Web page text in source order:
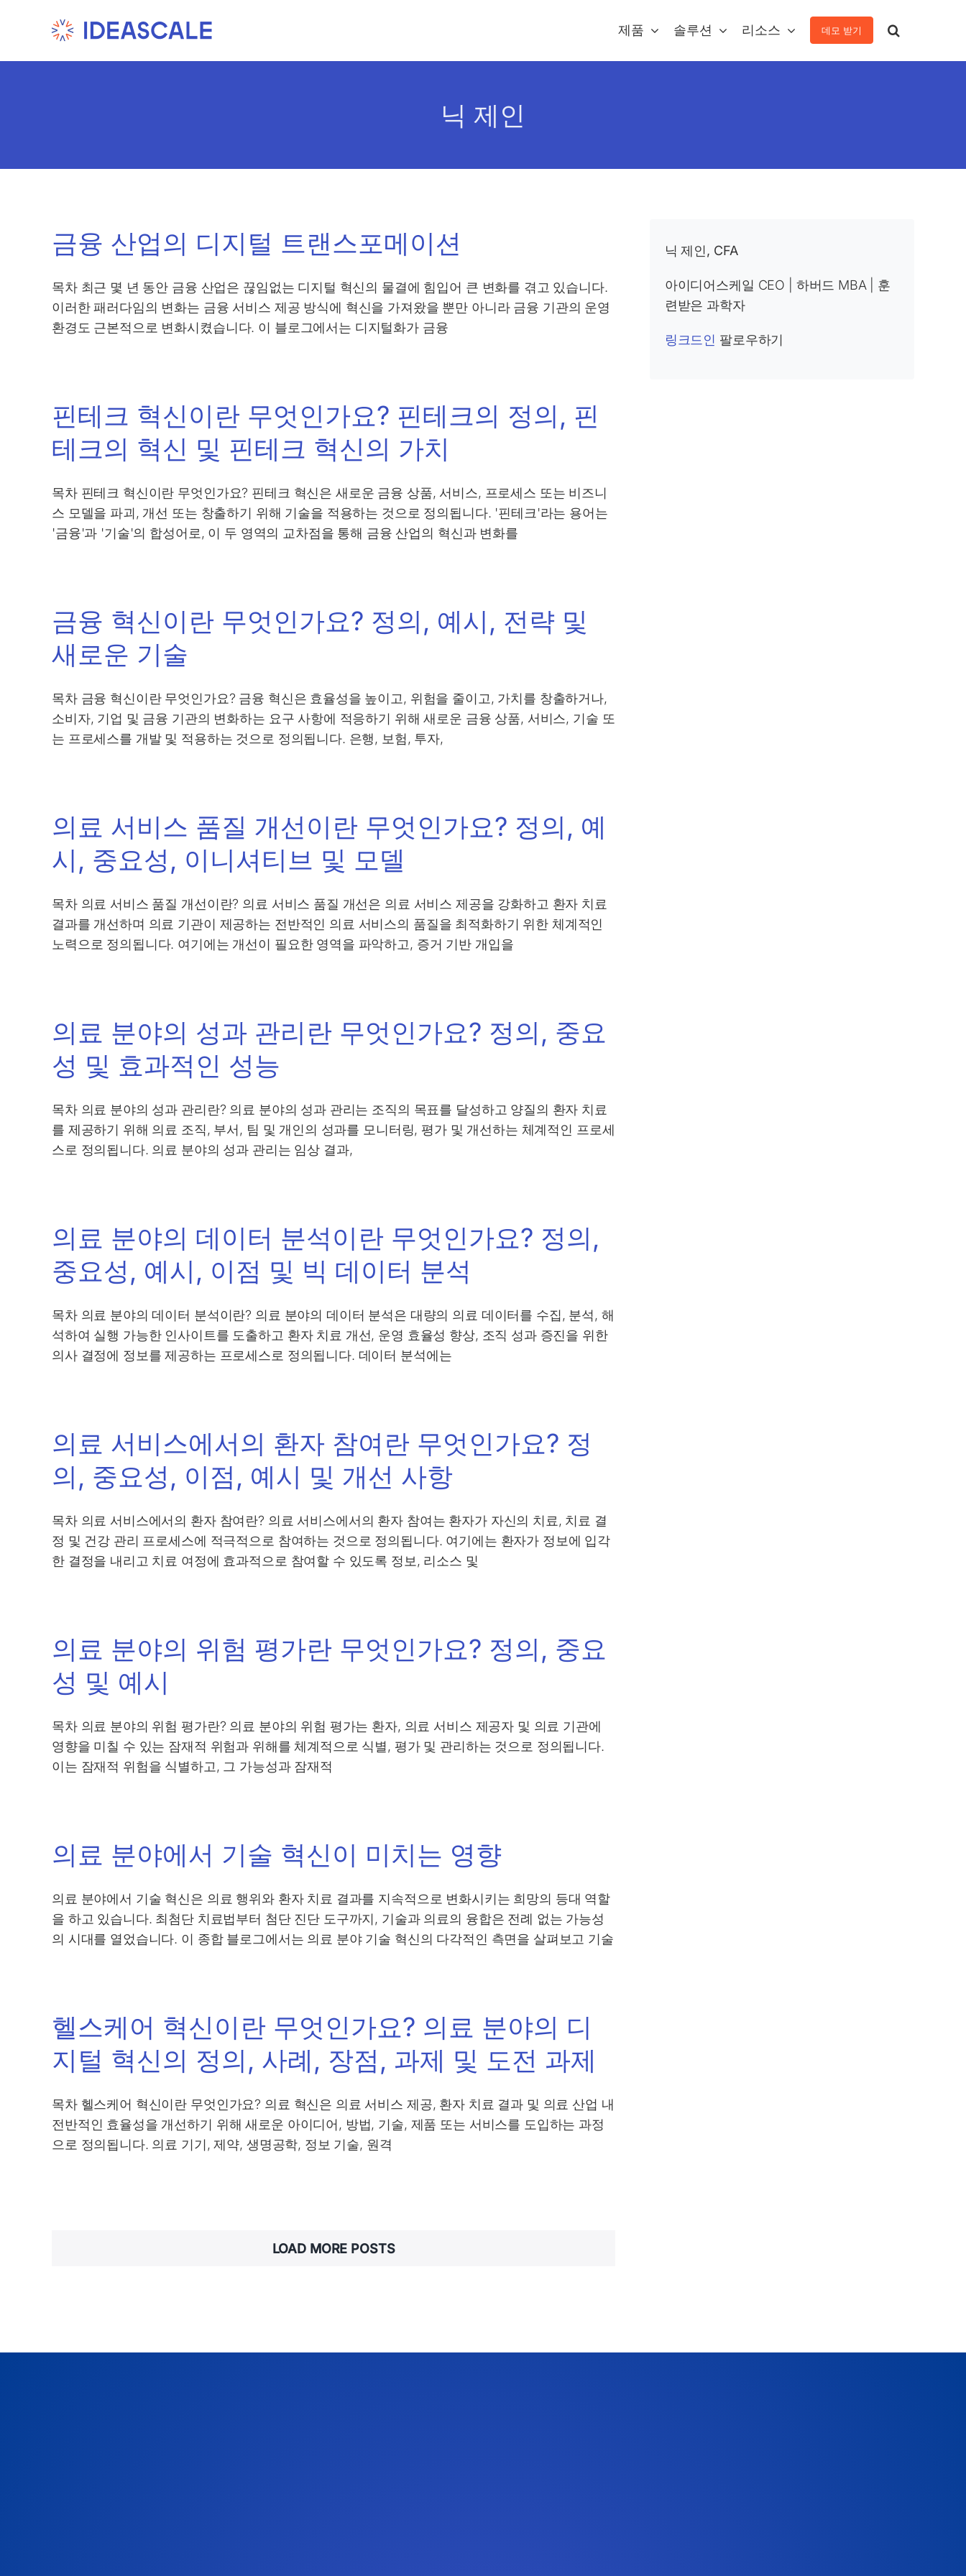
제품 솔루션 리소스 데모 받기
닉 제인
금융 산업의 디지털 트랜스포메이션
목차 최근 몇 년 동안 금융 산업은 끊임없는 디지털 혁신의 물결에 힘입어 큰 변화를 겪고 있습니다.
이러한 패러다임의 변화는 금융 서비스 제공 방식에 혁신을 가져왔을 뿐만 아니라 금융 기관의 운영
환경도 근본적으로 변화시켰습니다. 이 블로그에서는 디지털화가 금융
핀테크 혁신이란 무엇인가요? 핀테크의 정의, 핀
테크의 혁신 및 핀테크 혁신의 가치
목차 핀테크 혁신이란 무엇인가요? 핀테크 혁신은 새로운 금융 상품, 서비스, 프로세스 또는 비즈니
스 모델을 파괴, 개선 또는 창출하기 위해 기술을 적용하는 것으로 정의됩니다. '핀테크'라는 용어는
'금융'과 '기술'의 합성어로, 이 두 영역의 교차점을 통해 금융 산업의 혁신과 변화를
금융 혁신이란 무엇인가요? 정의, 예시, 전략 및
새로운 기술
목차 금융 혁신이란 무엇인가요? 금융 혁신은 효율성을 높이고, 위험을 줄이고, 가치를 창출하거나,
소비자, 기업 및 금융 기관의 변화하는 요구 사항에 적응하기 위해 새로운 금융 상품, 서비스, 기술 또
는 프로세스를 개발 및 적용하는 것으로 정의됩니다. 은행, 보험, 투자,
의료 서비스 품질 개선이란 무엇인가요? 정의, 예
시, 중요성, 이니셔티브 및 모델
목차 의료 서비스 품질 개선이란? 의료 서비스 품질 개선은 의료 서비스 제공을 강화하고 환자 치료
결과를 개선하며 의료 기관이 제공하는 전반적인 의료 서비스의 품질을 최적화하기 위한 체계적인
노력으로 정의됩니다. 여기에는 개선이 필요한 영역을 파악하고, 증거 기반 개입을
의료 분야의 성과 관리란 무엇인가요? 정의, 중요
성 및 효과적인 성능
목차 의료 분야의 성과 관리란? 의료 분야의 성과 관리는 조직의 목표를 달성하고 양질의 환자 치료
를 제공하기 위해 의료 조직, 부서, 팀 및 개인의 성과를 모니터링, 평가 및 개선하는 체계적인 프로세
스로 정의됩니다. 의료 분야의 성과 관리는 임상 결과,
의료 분야의 데이터 분석이란 무엇인가요? 정의,
중요성, 예시, 이점 및 빅 데이터 분석
목차 의료 분야의 데이터 분석이란? 의료 분야의 데이터 분석은 대량의 의료 데이터를 수집, 분석, 해
석하여 실행 가능한 인사이트를 도출하고 환자 치료 개선, 운영 효율성 향상, 조직 성과 증진을 위한
의사 결정에 정보를 제공하는 프로세스로 정의됩니다. 데이터 분석에는
의료 서비스에서의 환자 참여란 무엇인가요? 정
의, 중요성, 이점, 예시 및 개선 사항
목차 의료 서비스에서의 환자 참여란? 의료 서비스에서의 환자 참여는 환자가 자신의 치료, 치료 결
정 및 건강 관리 프로세스에 적극적으로 참여하는 것으로 정의됩니다. 여기에는 환자가 정보에 입각
한 결정을 내리고 치료 여정에 효과적으로 참여할 수 있도록 정보, 리소스 및
의료 분야의 위험 평가란 무엇인가요? 정의, 중요
성 및 예시
목차 의료 분야의 위험 평가란? 의료 분야의 위험 평가는 환자, 의료 서비스 제공자 및 의료 기관에
영향을 미칠 수 있는 잠재적 위험과 위해를 체계적으로 식별, 평가 및 관리하는 것으로 정의됩니다.
이는 잠재적 위험을 식별하고, 그 가능성과 잠재적
의료 분야에서 기술 혁신이 미치는 영향
의료 분야에서 기술 혁신은 의료 행위와 환자 치료 결과를 지속적으로 변화시키는 희망의 등대 역할
을 하고 있습니다. 최첨단 치료법부터 첨단 진단 도구까지, 기술과 의료의 융합은 전례 없는 가능성
의 시대를 열었습니다. 이 종합 블로그에서는 의료 분야 기술 혁신의 다각적인 측면을 살펴보고 기술
헬스케어 혁신이란 무엇인가요? 의료 분야의 디
지털 혁신의 정의, 사례, 장점, 과제 및 도전 과제
목차 헬스케어 혁신이란 무엇인가요? 의료 혁신은 의료 서비스 제공, 환자 치료 결과 및 의료 산업 내
전반적인 효율성을 개선하기 위해 새로운 아이디어, 방법, 기술, 제품 또는 서비스를 도입하는 과정
으로 정의됩니다. 의료 기기, 제약, 생명공학, 정보 기술, 원격
LOAD MORE POSTS
닉 제인, CFA
아이디어스케일 CEO | 하버드 MBA | 훈
련받은 과학자
링크드인 팔로우하기